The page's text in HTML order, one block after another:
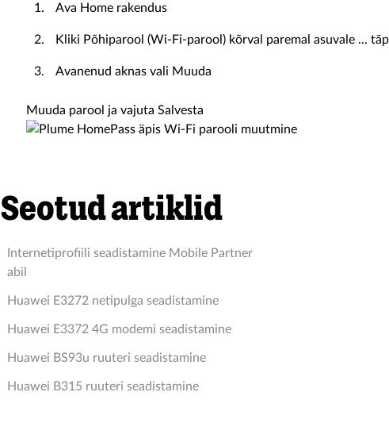
Ava Home rakendus
Kliki Põhiparool (Wi-Fi-parool) kõrval paremal asuvale ...
Avanenud aknas vali Muuda
Muuda parool ja vajuta Salvesta
Seotud artiklid
Internetiprofiili seadistamine Mobile Partner
abil
Huawei E3272 netipulga seadistamine
Huawei E3372 4G modemi seadistamine
Huawei BS93u ruuteri seadistamine
Huawei B315 ruuteri seadistamine